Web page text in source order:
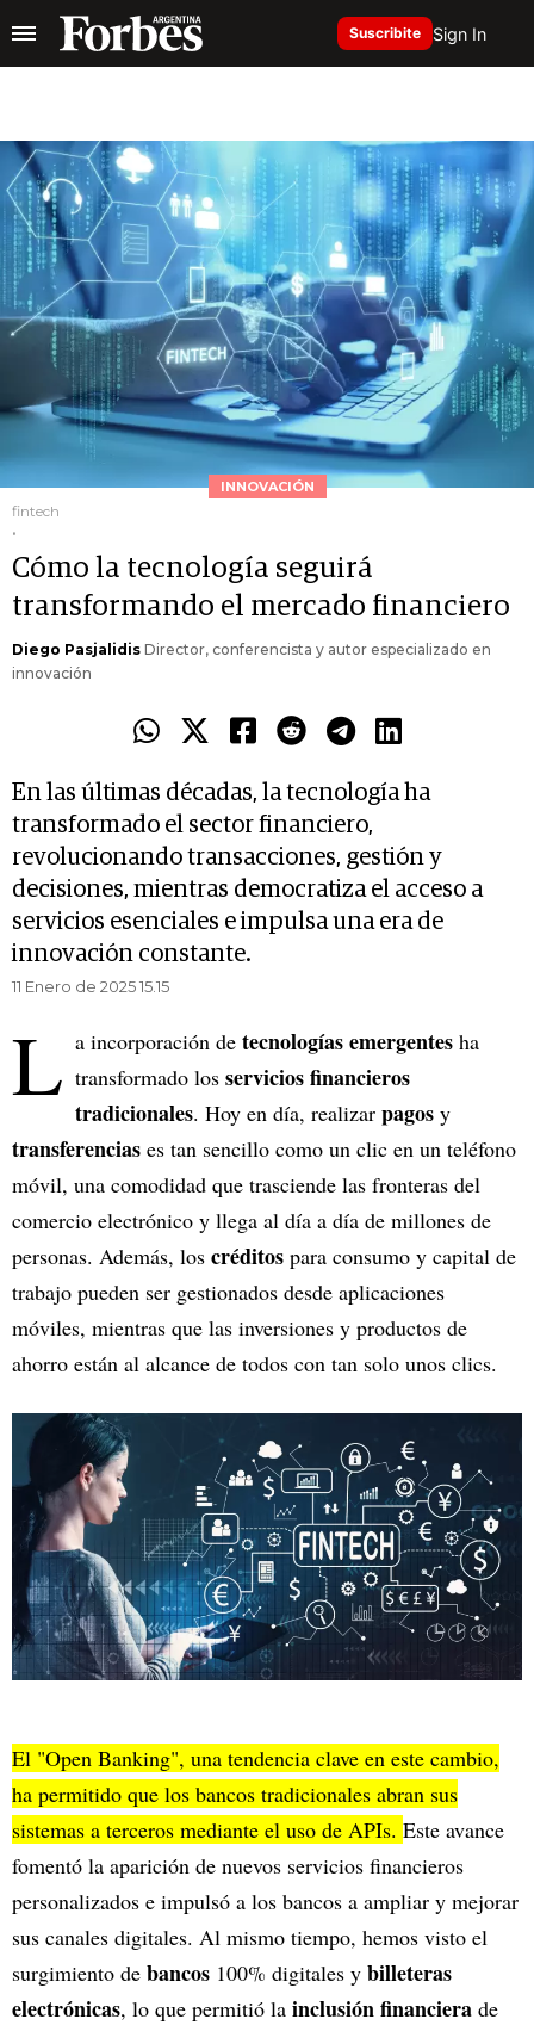
Suscribite Sign In
INNOVACIÓN
fintech
.
Cómo la tecnología seguirá
transformando el mercado financiero
Diego Pasjalidis Director, conferencista y autor especializado en
innovación
En las últimas décadas, la tecnología ha
transformado el sector financiero,
revolucionando transacciones, gestión y
decisiones, mientras democratiza el acceso a
servicios esenciales e impulsa una era de
innovación constante.
11 Enero de 2025 15.15
L a incorporación de tecnologías emergentes ha
transformado los servicios financieros
tradicionales. Hoy en día, realizar pagos y
transferencias es tan sencillo como un clic en un teléfono
móvil, una comodidad que trasciende las fronteras del
comercio electrónico y llega al día a día de millones de
personas. Además, los créditos para consumo y capital de
trabajo pueden ser gestionados desde aplicaciones
móviles, mientras que las inversiones y productos de
ahorro están al alcance de todos con tan solo unos clics.
El "Open Banking", una tendencia clave en este cambio,
ha permitido que los bancos tradicionales abran sus
sistemas a terceros mediante el uso de APIs. Este avance
fomentó la aparición de nuevos servicios financieros
personalizados e impulsó a los bancos a ampliar y mejorar
sus canales digitales. Al mismo tiempo, hemos visto el
surgimiento de bancos 100% digitales y billeteras
electrónicas, lo que permitió la inclusión financiera de